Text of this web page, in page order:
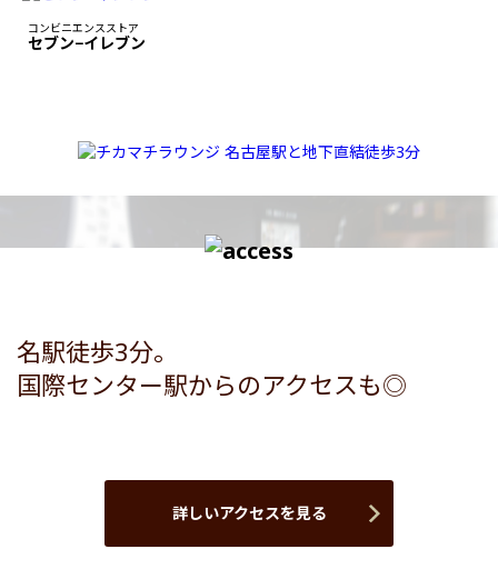
コンビニエンスストア
セブン−イレブン
名駅徒歩3分。
国際センター駅からのアクセスも◎
詳しいアクセスを見る